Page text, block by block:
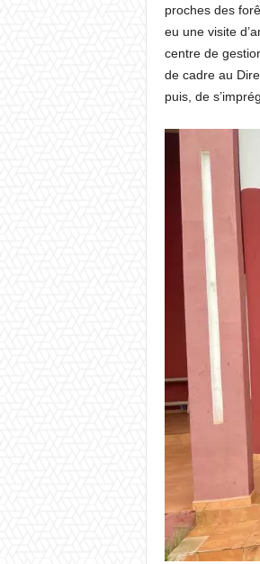
proches des
eu une visite
centre de
de cadre au
puis, de